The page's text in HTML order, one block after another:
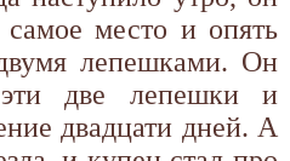
место и опять
лепешками. Он
две лепешки и
двадцати дней. А